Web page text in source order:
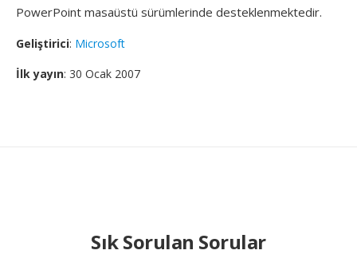
PowerPoint masaüstü sürümlerinde desteklenmektedir.
Geliştirici: Microsoft
İlk yayın: 30 Ocak 2007
Sık Sorulan Sorular